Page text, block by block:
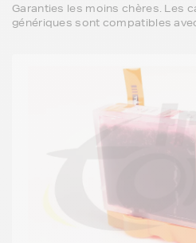
Garanties les moins chères. Les
génériques sont compatibles